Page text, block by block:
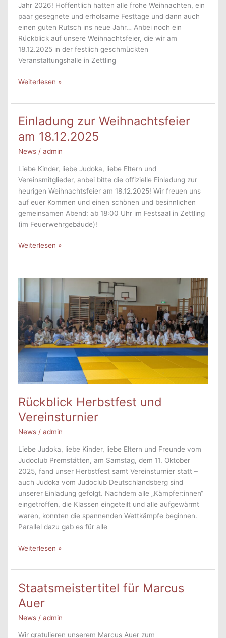
Jahr 2026! Hoffentlich hatten alle frohe Weihnachten, ein
paar gesegnete und erholsame Festtage und dann auch
einen guten Rutsch ins neue Jahr… Anbei noch ein
Rückblick auf unsere Weihnachtsfeier, die wir am
18.12.2025 in der festlich geschmückten
Veranstaltungshalle in Zettling
Prosit
&
Weihnachtsfeier
Weiterlesen »
Einladung zur Weihnachtsfeier
am 18.12.2025
News /admin
Liebe Kinder, liebe Judoka, liebe Eltern und
Vereinsmitglieder, anbei bitte die offizielle Einladung zur
heurigen Weihnachtsfeier am 18.12.2025! Wir freuen uns
auf euer Kommen und einen schönen und besinnlichen
gemeinsamen Abend: ab 18:00 Uhr im Festsaal in Zettling
(im Feuerwehrgebäude)!
Einladung
Weihnachtsfeier
am
Weiterlesen »
Rückblick Herbstfest und
Vereinsturnier
News /admin
Liebe Judoka, liebe Kinder, liebe Eltern und Freunde vom
Judoclub Premstätten, am Samstag, dem 11. Oktober
2025, fand unser Herbstfest samt Vereinsturnier statt –
auch Judoka vom Judoclub Deutschlandsberg sind
unserer Einladung gefolgt. Nachdem alle „Kämpfer:innen“
eingetroffen, die Klassen eingeteilt und alle aufgewärmt
waren, konnten die spannenden Wettkämpfe beginnen.
Parallel dazu gab es für alle
Rückblick
und
Weiterlesen »
Staatsmeistertitel für Marcus
Auer
News /admin
Wir gratulieren unserem Marcus Auer zum